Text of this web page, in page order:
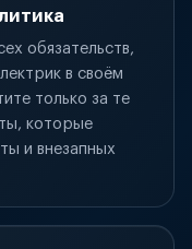
обязательств,
в своём
только за те
которые
и внезапных